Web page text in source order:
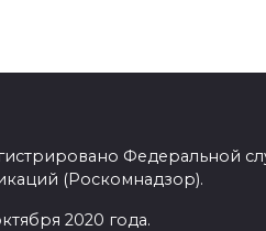
Федеральной
(Роскомнадзор).
2020 года.